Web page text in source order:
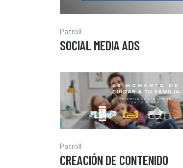
Patroll
SOCIAL MEDIA ADS
Patroll
CREACIÓN DE CONTENIDO